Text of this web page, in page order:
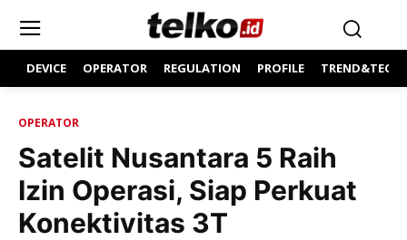
DEVICE OPERATOR REGULATION PROFILE
OPERATOR
Satelit Nusantara 5 Raih
Izin Operasi, Siap Perkuat
Konektivitas 3T